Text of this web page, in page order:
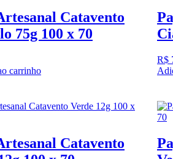
Catavento
75g 100 x 70
carrinho
R$
Catavento